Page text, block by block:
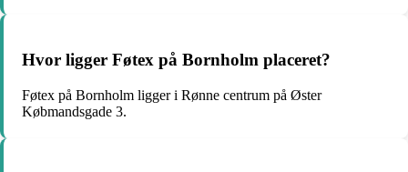
Hvor ligger Føtex på Bornholm placeret?
Føtex på Bornholm ligger i Rønne centrum på Øster
Købmandsgade 3.